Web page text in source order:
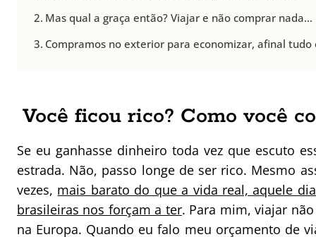
Mas qual a graça então? Viajar e não comprar nada…
Compramos no exterior para economizar, afinal tudo
Você ficou rico? Como você
Se eu ganhasse dinheiro toda vez que escuto
estrada. Não, passo longe de ser rico. Mesmo
vezes, mais barato do que a vida real, aquele
brasileiras nos forçam a ter. Para mim, viajar
na Europa. Quando eu falo meu orçamento de